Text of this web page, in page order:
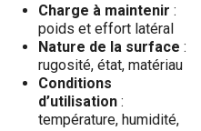
Charge à maintenir :
poids et effort latéral
Nature de la surface :
rugosité, état, matériau
Conditions
d’utilisation :
température, humidité,